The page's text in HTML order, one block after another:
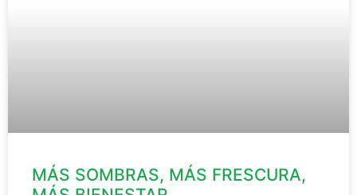
MÁS SOMBRAS, MÁS FRESCURA,